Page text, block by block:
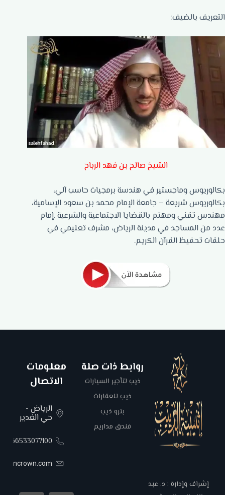
التعريف بالضيف:
الشيخ صالح بن فهد الرباح
بكالوريوس وماجستير في هندسة برمجيات حاسب آلي،
بكالوريوس شريعة – جامعة الإمام محمد بن سعود الإسامية،
مهندس تقني ومهتم بالقضايا الاجتماعية والشرعية .إمام
عدد من المساجد في مدينة الرياض، مشرف تعليمي في
حلقات تحفيظ القرآن الكريم.
إشراف وإدارة : د. عبد
روابط ذات صلة
ذيب لتأجير السيارات
ذيب للعقارات
بترو ذيب
فندق مداريم
معلومات
الاتصال
الرياض -
حي الغدير